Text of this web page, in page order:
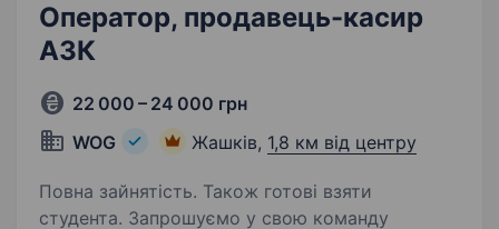
Оператор, продавець-касир
АЗК
22 000 – 24 000 грн
WOG
Жашків, 1,8 км від центру
Повна зайнятість. Також готові взяти
студента. Запрошуємо у свою команду